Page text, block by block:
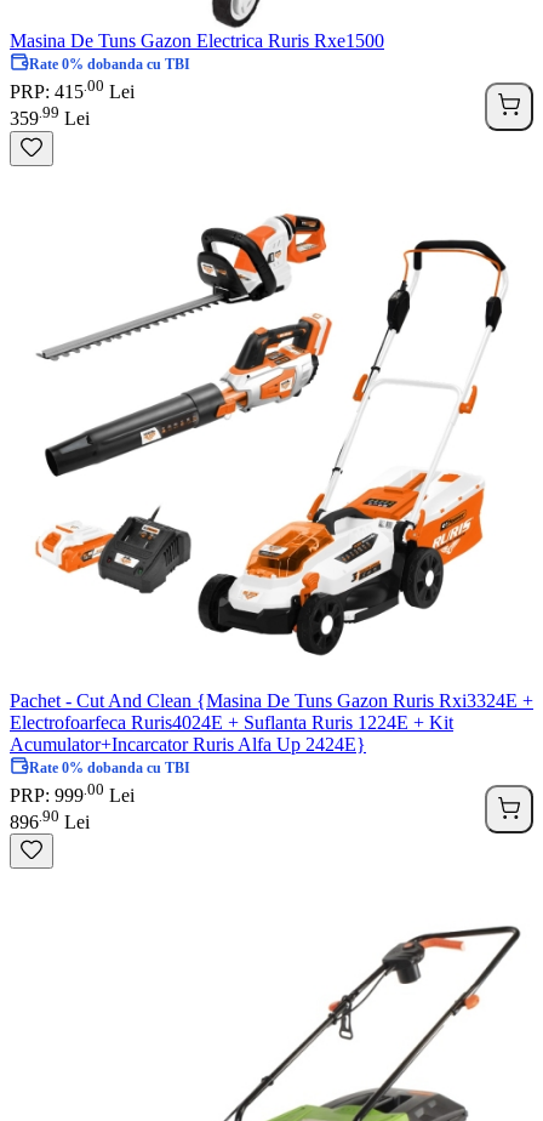
Masina De Tuns Gazon Electrica Ruris Rxe1500
Rate 0% dobanda cu TBI
PRP: 415 00 Lei
359 99 Lei
Pachet - Cut And Clean {Masina De Tuns Gazon Ruris Rxi3324E +
Electrofoarfeca Ruris4024E + Suflanta Ruris 1224E + Kit
Acumulator+Incarcator Ruris Alfa Up 2424E}
Rate 0% dobanda cu TBI
PRP: 999 00 Lei
896 90 Lei